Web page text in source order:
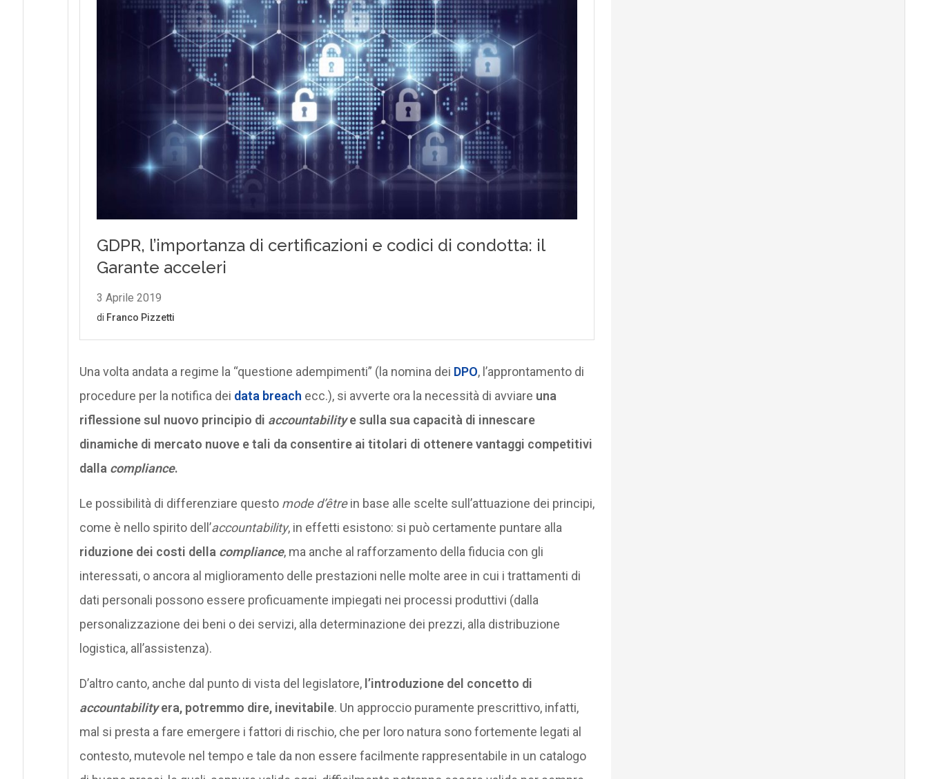
Una volta andata a regime la “questione adempimenti” (la nomina dei DPO, l’approntamento di
procedure per la notifica dei data breach ecc.), si avverte ora la necessità di avviare una
riflessione sul nuovo principio di accountabilitye sulla sua capacità di innescare
dinamiche di mercato nuove e tali da consentire ai titolari di ottenere vantaggi competitivi
dalla compliance.
Le possibilità di differenziare questo mode d’êtrein base alle scelte sull’attuazione dei principi,
come è nello spirito dell’accountability, in effetti esistono: si può certamente puntare alla
riduzione dei costi della compliance, ma anche al rafforzamento della fiducia con gli
interessati, o ancora al miglioramento delle prestazioni nelle molte aree in cui i trattamenti di
dati personali possono essere proficuamente impiegati nei processi produttivi (dalla
personalizzazione dei beni o dei servizi, alla determinazione dei prezzi, alla distribuzione
logistica, all’assistenza).
D’altro canto, anche dal punto di vista del legislatore, l’introduzione del concetto di
accountabilityera, potremmo dire, inevitabile. Un approccio puramente prescrittivo, infatti,
mal si presta a fare emergere i fattori di rischio, che per loro natura sono fortemente legati al
contesto, mutevole nel tempo e tale da non essere facilmente rappresentabile in un catalogo